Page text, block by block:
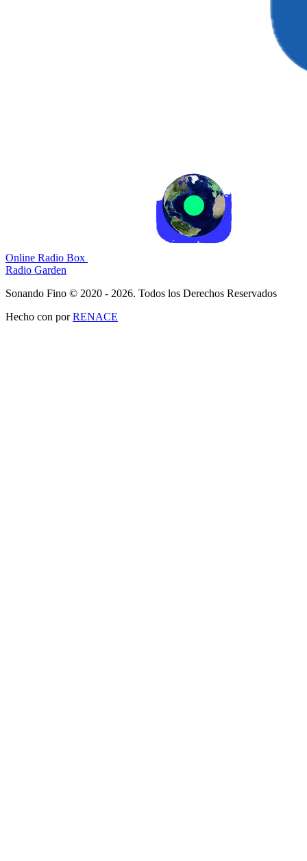
Online Radio Box
Radio Garden
Sonando Fino © 2020 - 2026. Todos los Derechos Reservados
Hecho con porRENACE